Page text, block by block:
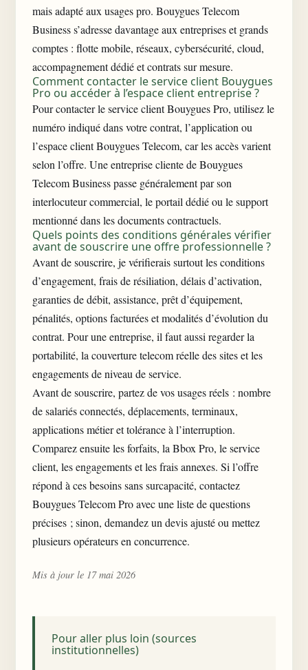
mais adapté aux usages pro. Bouygues Telecom
Business s’adresse davantage aux entreprises et grands
comptes : flotte mobile, réseaux, cybersécurité, cloud,
accompagnement dédié et contrats sur mesure.
Comment contacter le service client Bouygues
Pro ou accéder à l’espace client entreprise ?
Pour contacter le service client Bouygues Pro, utilisez le
numéro indiqué dans votre contrat, l’application ou
l’espace client Bouygues Telecom, car les accès varient
selon l’offre. Une entreprise cliente de Bouygues
Telecom Business passe généralement par son
interlocuteur commercial, le portail dédié ou le support
mentionné dans les documents contractuels.
Quels points des conditions générales vérifier
avant de souscrire une offre professionnelle ?
Avant de souscrire, je vérifierais surtout les conditions
d’engagement, frais de résiliation, délais d’activation,
garanties de débit, assistance, prêt d’équipement,
pénalités, options facturées et modalités d’évolution du
contrat. Pour une entreprise, il faut aussi regarder la
portabilité, la couverture telecom réelle des sites et les
engagements de niveau de service.
Avant de souscrire, partez de vos usages réels : nombre
de salariés connectés, déplacements, terminaux,
applications métier et tolérance à l’interruption.
Comparez ensuite les forfaits, la Bbox Pro, le service
client, les engagements et les frais annexes. Si l’offre
répond à ces besoins sans surcapacité, contactez
Bouygues Telecom Pro avec une liste de questions
précises ; sinon, demandez un devis ajusté ou mettez
plusieurs opérateurs en concurrence.
Mis à jour le 17 mai 2026
Pour aller plus loin (sources
institutionnelles)